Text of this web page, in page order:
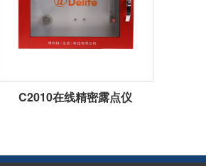
C2010在线精密露点仪